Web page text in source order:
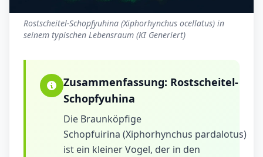
Rostscheitel-Schopfyuhina (Xiphorhynchus ocellatus) in
seinem typischen Lebensraum (KI Generiert)
Zusammenfassung: Rostscheitel-
Schopfyuhina
Die Braunköpfige
Schopfuirina (Xiphorhynchus pardalotus)
ist ein kleiner Vogel, der in den